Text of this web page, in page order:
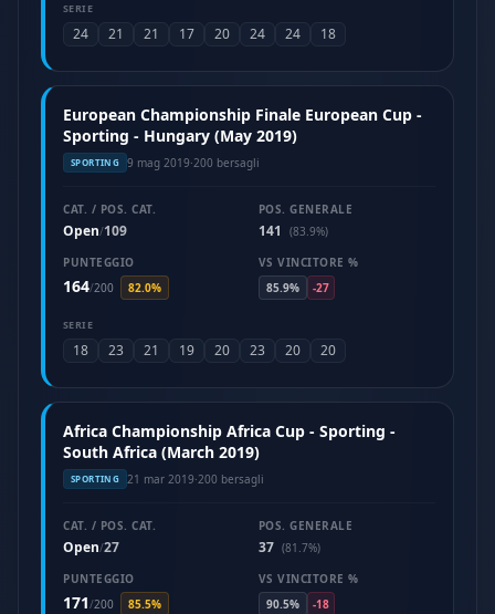
SERIE
24 21 21 17 20 24 24 18
European Championship Finale European Cup -
Sporting - Hungary (May 2019)
SPORTING 9 mag 2019·200 bersagli
CAT. / POS. CAT.
Open/109
POS. GENERALE
141
(83.9%)
PUNTEGGIO
164/200 82.0%
VS VINCITORE %
85.9%
-27
SERIE
18 23 21 19 20 23 20 20
Africa Championship Africa Cup - Sporting -
South Africa (March 2019)
SPORTING 21 mar 2019·200 bersagli
CAT. / POS. CAT.
Open/27
POS. GENERALE
37 (81.7%)
PUNTEGGIO
171/200 85.5%
VS VINCITORE %
90.5%
-18